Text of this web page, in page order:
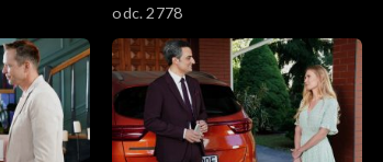
odc. 2778